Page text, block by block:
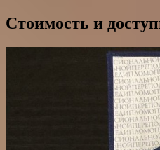
Стоимость и